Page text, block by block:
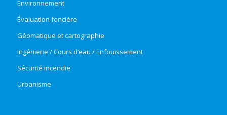
Environnement
Évaluation foncière
Géomatique et cartographie
Ingénierie / Cours d’eau / Enfouissement
Sécurité incendie
Urbanisme